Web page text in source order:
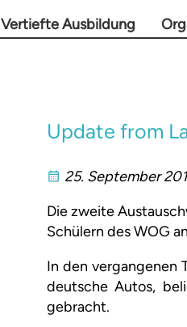
Vertiefte Ausbildung
Update from
25. September
Die zweite
Schülern des WOG
In den vergangenen
deutsche Autos,
gebracht.